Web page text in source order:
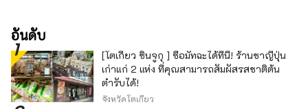
อันดับ
[โตเกียว ชินจูกุ ] ซื้อมัทฉะได้ที่นี่! ร้านชาญี่ปุ่น
เก่าแก่ 2 แห่ง ที่คุณสามารถสัมผัสรสชาติต้น
ตำรับได้!
จังหวัดโตเกียว